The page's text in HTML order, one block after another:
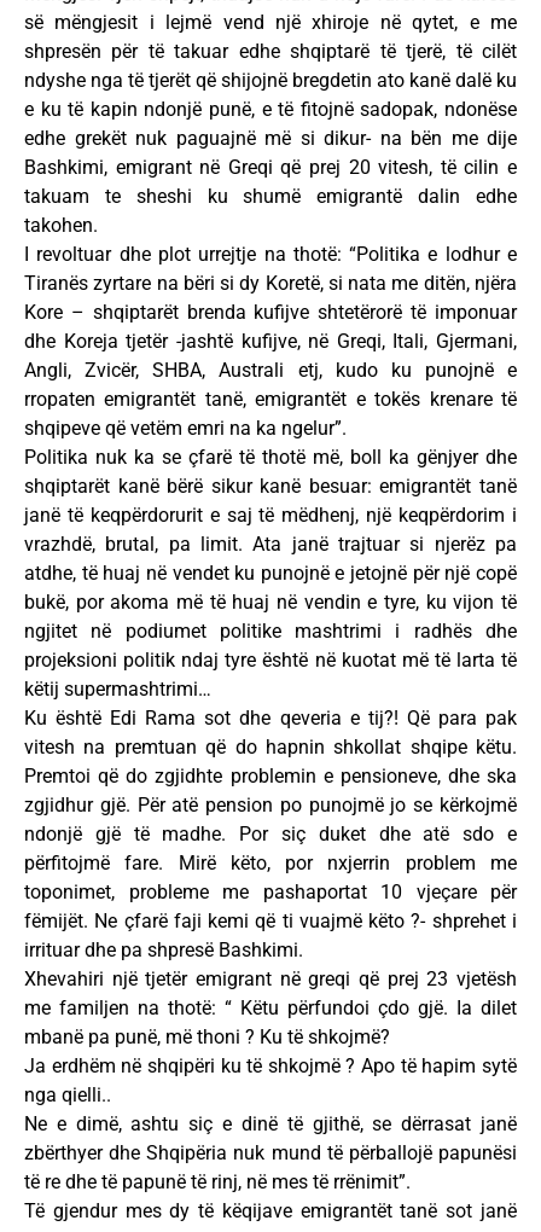
së mëngjesit i lejmë vend një xhiroje në qytet, e me
shpresën për të takuar edhe shqiptarë të tjerë, të cilët
ndyshe nga të tjerët që shijojnë bregdetin ato kanë dalë ku
e ku të kapin ndonjë punë, e të fitojnë sadopak, ndonëse
edhe grekët nuk paguajnë më si dikur- na bën me dije
Bashkimi, emigrant në Greqi që prej 20 vitesh, të cilin e
takuam te sheshi ku shumë emigrantë dalin edhe
takohen.
I revoltuar dhe plot urrejtje na thotë: “Politika e lodhur e
Tiranës zyrtare na bëri si dy Koretë, si nata me ditën, njëra
Kore – shqiptarët brenda kufijve shtetërorë të imponuar
dhe Koreja tjetër -jashtë kufijve, në Greqi, Itali, Gjermani,
Angli, Zvicër, SHBA, Australi etj, kudo ku punojnë e
rropaten emigrantët tanë, emigrantët e tokës krenare të
shqipeve që vetëm emri na ka ngelur”.
Politika nuk ka se çfarë të thotë më, boll ka gënjyer dhe
shqiptarët kanë bërë sikur kanë besuar: emigrantët tanë
janë të keqpërdorurit e saj të mëdhenj, një keqpërdorim i
vrazhdë, brutal, pa limit. Ata janë trajtuar si njerëz pa
atdhe, të huaj në vendet ku punojnë e jetojnë për një copë
bukë, por akoma më të huaj në vendin e tyre, ku vijon të
ngjitet në podiumet politike mashtrimi i radhës dhe
projeksioni politik ndaj tyre është në kuotat më të larta të
këtij supermashtrimi…
Ku është Edi Rama sot dhe qeveria e tij?! Që para pak
vitesh na premtuan që do hapnin shkollat shqipe këtu.
Premtoi që do zgjidhte problemin e pensioneve, dhe ska
zgjidhur gjë. Për atë pension po punojmë jo se kërkojmë
ndonjë gjë të madhe. Por siç duket dhe atë sdo e
përfitojmë fare. Mirë këto, por nxjerrin problem me
toponimet, probleme me pashaportat 10 vjeçare për
fëmijët. Ne çfarë faji kemi që ti vuajmë këto ?- shprehet i
irrituar dhe pa shpresë Bashkimi.
Xhevahiri një tjetër emigrant në greqi që prej 23 vjetësh
me familjen na thotë: “ Këtu përfundoi çdo gjë. Ia dilet
mbanë pa punë, më thoni ? Ku të shkojmë?
Ja erdhëm në shqipëri ku të shkojmë ? Apo të hapim sytë
nga qielli..
Ne e dimë, ashtu siç e dinë të gjithë, se dërrasat janë
zbërthyer dhe Shqipëria nuk mund të përballojë papunësi
të re dhe të papunë të rinj, në mes të rrënimit”.
Të gjendur mes dy të këqijave emigrantët tanë sot janë